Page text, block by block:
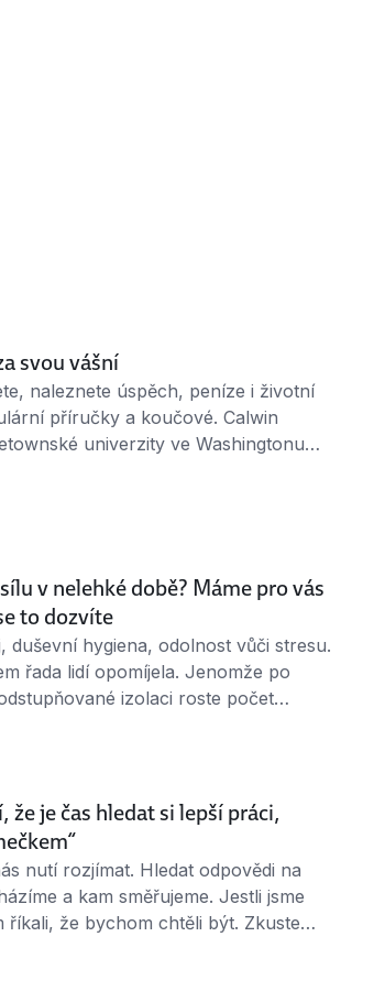
svou vášní
naleznete úspěch, peníze i životní
příručky a koučové. Calwin
univerzity ve Washingtonu
v nelehké době? Máme pro vás
to dozvíte
duševní hygiena, odolnost vůči stresu.
řada lidí opomíjela. Jenomže po
izolaci roste počet
že je čas hledat si lepší práci,
nutí rozjímat. Hledat odpovědi na
a kam směřujeme. Jestli jsme
říkali, že bychom chtěli být. Zkuste